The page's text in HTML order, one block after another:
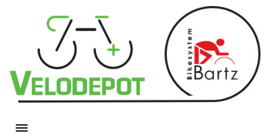
Toggle navigation